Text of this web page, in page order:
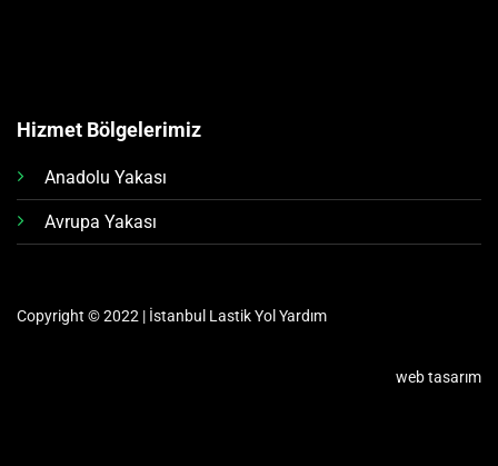
Hizmet Bölgelerimiz
Anadolu Yakası
Avrupa Yakası
Copyright © 2022 | İstanbul Lastik Yol Yardım
web tasarım